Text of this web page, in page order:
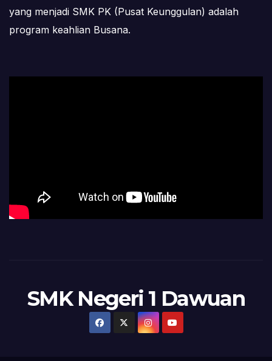
yang menjadi SMK PK (Pusat Keunggulan) adalah
program keahlian Busana.
SMK Negeri 1 Dawuan